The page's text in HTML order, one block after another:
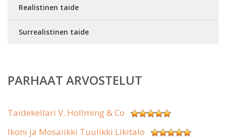
Realistinen taide
Surrealistinen taide
PARHAAT ARVOSTELUT
Taidekellari V. Hollming & Co
Ikoni ja Mosaiikki Tuulikki Likitalo